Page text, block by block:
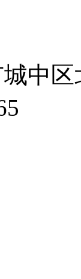
中区